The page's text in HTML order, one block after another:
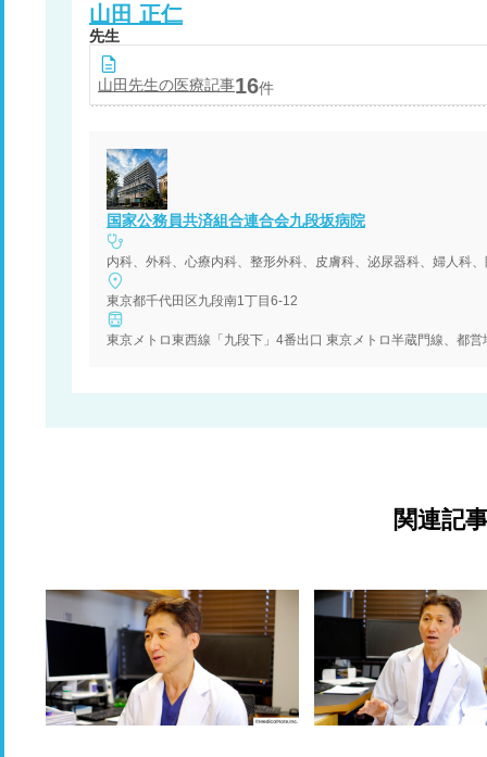
山田 正仁
先生
山田 先生の医療記事16件
国家公務員共済組合連合会九段坂病院
内科、外科、心療内科、整形外科、皮膚科、泌尿器科、婦人科
東京都千代田区九段南1丁目6-12
東京メトロ東西線「九段下」4番出口 東京メトロ半蔵門線、都
関連記